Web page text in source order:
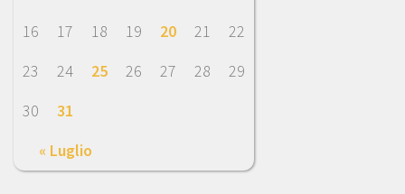
« Luglio
16
17 18 19 20 21
22
23
24 25 26 27 28
29
30
31